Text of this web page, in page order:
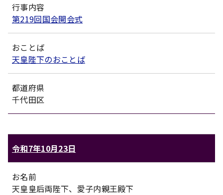
行事内容
第219回国会開会式
おことば
天皇陛下のおことば
都道府県
千代田区
令和7年10月23日
お名前
天皇皇后両陛下、愛子内親王殿下